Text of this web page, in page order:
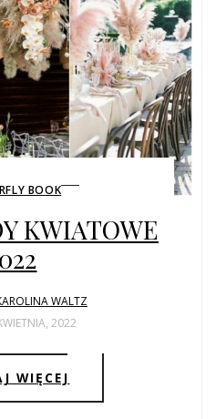
BOOK
KWIATOWE
WALTZ
2022
WIĘCEJ